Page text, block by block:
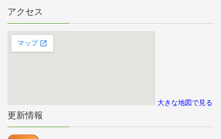
アクセス
大きな地図で見る
更新情報